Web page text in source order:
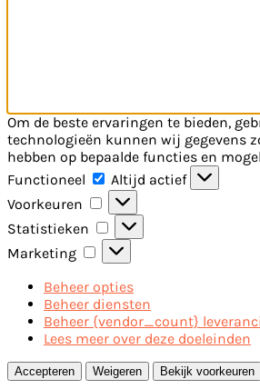
Om de beste ervaringen te bieden,
technologieën kunnen wij gegevens
hebben op bepaalde functies en
Functioneel
Functioneel
Altijd actief
Voorkeuren
Voorkeuren
Statistieken
Statistieken
Marketing
Marketing
Beheer opties
Beheer diensten
Beheer {vendor_count}
Lees meer over deze doeleinden
Accepteren Weigeren Bekijk voorkeuren